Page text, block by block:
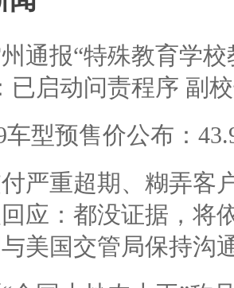
通报“特殊教育学
已启动问责程序 副
车型预售价公布：
严重超期、糊弄客
应：都没证据，将
美国交管局保持沟